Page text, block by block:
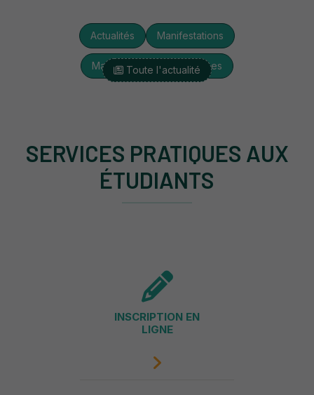
Actualités Manifestations
Manifestations estudiantines
Toute l'actualité
SERVICES PRATIQUES AUX
ÉTUDIANTS
INSCRIPTION EN
LIGNE